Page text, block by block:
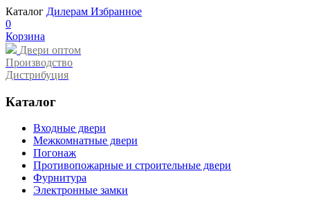
Каталог Дилерам Избранное
0
Корзина
Двери оптом
Производство
Дистрибуция
Каталог
Входные двери
Межкомнатные двери
Погонаж
Противопожарные и строительные двери
Фурнитура
Электронные замки